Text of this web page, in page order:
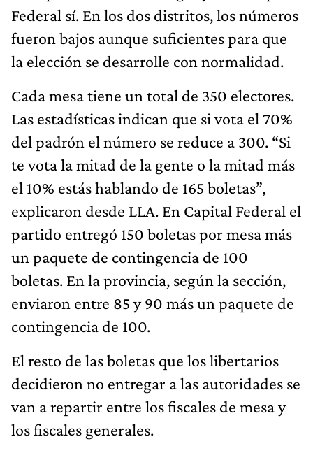
Federal sí. En los dos distritos, los números
fueron bajos aunque suficientes para que
la elección se desarrolle con normalidad.
Cada mesa tiene un total de 350 electores.
Las estadísticas indican que si vota el 70%
del padrón el número se reduce a 300. “Si
te vota la mitad de la gente o la mitad más
el 10% estás hablando de 165 boletas”,
explicaron desde LLA. En Capital Federal el
partido entregó 150 boletas por mesa más
un paquete de contingencia de 100
boletas. En la provincia, según la sección,
enviaron entre 85 y 90 más un paquete de
contingencia de 100.
El resto de las boletas que los libertarios
decidieron no entregar a las autoridades se
van a repartir entre los fiscales de mesa y
los fiscales generales.